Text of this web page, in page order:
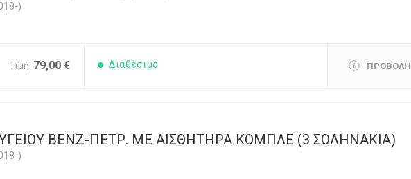
)
Τιμή: 79,00 € Διαθέσιμο ΠΡΟΒΟΛΗ
ΒΕΝΖ-ΠΕΤΡ. ΜΕ ΑΙΣΘΗΤΗΡΑ ΚΟΜΠΛΕ (3 ΣΩΛΗΝΑΚΙΑ)
)